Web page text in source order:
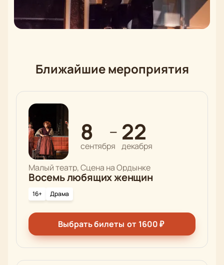
Ближайшие мероприятия
8
сентября
— 22
декабря
Малый театр, Сцена на Ордынке
Восемь любящих женщин
16+ Драма
Выбрать билеты от 1600₽